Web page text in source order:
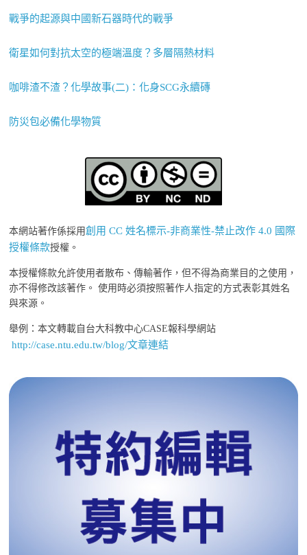
戰爭的起源與中國新石器時代的戰爭
衛星如何對抗太空的極端溫度？多層隔熱材料
咖啡渣不渣？化學故事(二)：化身SCG永續磚
防災包必備化學物質
本網站著作係採用創用 CC 姓名標示-非商業性-禁止改作 4.0 國際
授權條款授權。
本授權條款允許使用者散布、傳輸著作，但不得為商業目的之使用，
亦不得修改該著作。 使用時必須按照著作人指定的方式表彰其姓名
與來源。
舉例：本文轉載自台大科教中心CASE報科學網站
http://case.ntu.edu.tw/blog/文章連結